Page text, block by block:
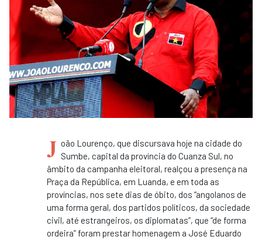
J oão Lourenço, que discursava hoje na cidade do
Sumbe, capital da província do Cuanza Sul, no
âmbito da campanha eleitoral, realçou a presença na
Praça da República, em Luanda, e em toda as
províncias, nos sete dias de óbito, dos “angolanos de
uma forma geral, dos partidos políticos, da sociedade
civil, até estrangeiros, os diplomatas”, que “de forma
ordeira” foram prestar homenagem a José Eduardo